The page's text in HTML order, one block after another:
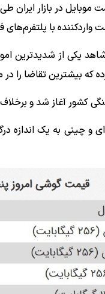
شاهد یکی از
تقاضا را در میان اقشار
کشور آغاز شد و